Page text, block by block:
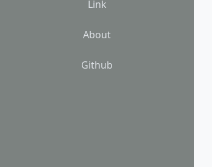
Link
About
Github